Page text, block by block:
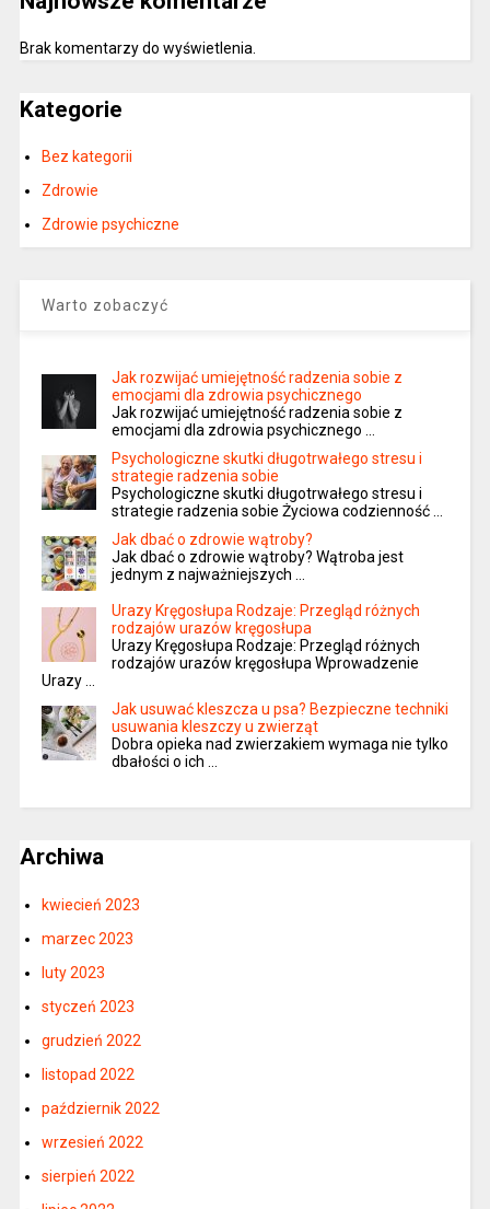
Brak komentarzy do wyświetlenia.
Kategorie
Bez kategorii
Zdrowie
Zdrowie psychiczne
Warto zobaczyć
Jak rozwijać umiejętność radzenia sobie z
emocjami dla zdrowia psychicznego
Jak rozwijać umiejętność radzenia sobie z
emocjami dla zdrowia psychicznego …
Psychologiczne skutki długotrwałego stresu i
strategie radzenia sobie
Psychologiczne skutki długotrwałego stresu i
strategie radzenia sobie Życiowa codzienność …
Jak dbać o zdrowie wątroby?
Jak dbać o zdrowie wątroby? Wątroba jest
jednym z najważniejszych …
Urazy Kręgosłupa Rodzaje: Przegląd różnych
rodzajów urazów kręgosłupa
Urazy Kręgosłupa Rodzaje: Przegląd różnych
rodzajów urazów kręgosłupa Wprowadzenie
Urazy …
Jak usuwać kleszcza u psa? Bezpieczne techniki
usuwania kleszczy u zwierząt
Dobra opieka nad zwierzakiem wymaga nie tylko
dbałości o ich …
Archiwa
kwiecień 2023
marzec 2023
luty 2023
styczeń 2023
grudzień 2022
listopad 2022
październik 2022
wrzesień 2022
sierpień 2022